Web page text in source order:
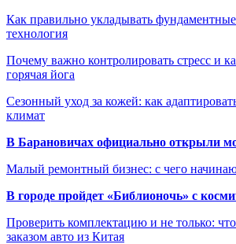
Как правильно укладывать
технология
Почему важно контролировать стресс и
горячая йога
Сезонный уход за кожей: как
климат
В Барановичах официально открыли
Малый ремонтный бизнес: с чего
В городе пройдет «Библионочь» с
Проверить комплектацию и не только:
заказом авто из Китая